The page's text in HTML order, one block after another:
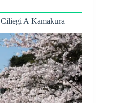
A Kamakura